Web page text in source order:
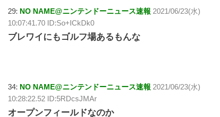
29: NO NAME@ニンテンドーニュース速報 2021/06/23(水)
10:07:41.70 ID:So+ICkDk0
ブレワイにもゴルフ場あるもんな
34: NO NAME@ニンテンドーニュース速報 2021/06/23(水)
10:28:22.52 ID:5RDcsJMAr
オープンフィールドなのか